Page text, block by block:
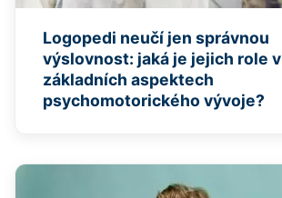
Logopedi neučí jen správnou
výslovnost: jaká je jejich role v
základních aspektech
psychomotorického vývoje?